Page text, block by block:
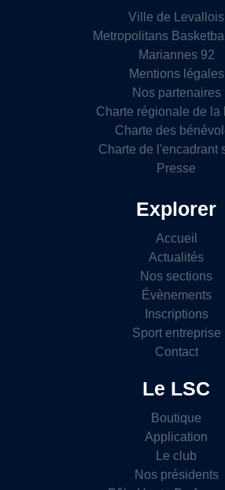
Ville de Levallois
Metropolitans
Mariannes 92
Mentions légales
Nos partenaires
Charte régionale de la
Charte des
Charte de l'encadrant
Presse
Explorer
Accueil
Actualités
Nos sections
Évènements
Inscriptions
Sport entreprise
Contact
Le LSC
Boutique
Application
Le club
Nos présidents